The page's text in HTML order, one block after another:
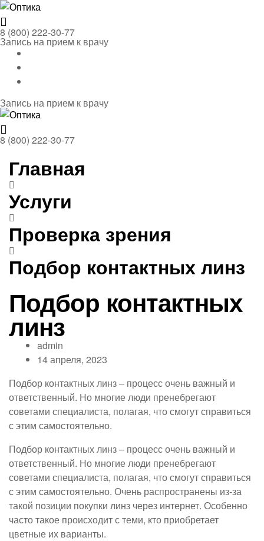
Оптика
Menu
8 (800) 222-30-77
Запись на прием к врачу
Запись на прием к врачу
Оптика
Menu
8 (800) 222-30-77
Главная
Услуги
Проверка зрения
Подбор контактных линз
Подбор контактных
линз
admin
14 апреля, 2023
Подбор контактных линз – процесс очень важный и
ответственный. Но многие люди пренебрегают
советами специалиста, полагая, что смогут справиться
с этим самостоятельно.
Подбор контактных линз – процесс очень важный и
ответственный. Но многие люди пренебрегают
советами специалиста, полагая, что смогут справиться
с этим самостоятельно. Очень распространены из-за
такой позиции покупки линз через интернет. Особенно
часто такое происходит с теми, кто приобретает
цветные их варианты.